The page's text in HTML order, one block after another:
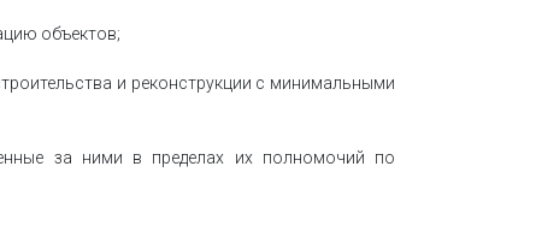
объектов;
и реконструкции с минимальными
за ними в пределах их полномочий по